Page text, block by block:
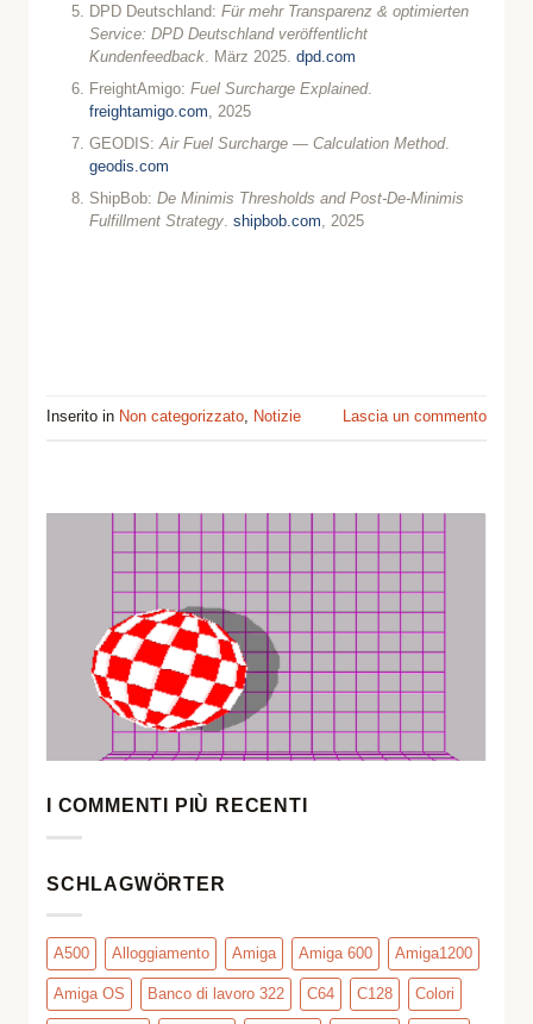
DPD Deutschland:Für mehr Transparenz & optimierten
Service: DPD Deutschland veröffentlicht
Kundenfeedback . März 2025.dpd.com
FreightAmigo:Fuel Surcharge Explained.
freightamigo.com , 2025
GEODIS:Air Fuel Surcharge — Calculation Method.
geodis.com
ShipBob:De Minimis Thresholds and Post-De-Minimis
Fulfillment Strategy .shipbob.com , 2025
Inserito in Non categorizzato, Notizie Lascia un commento
I COMMENTI PIÙ RECENTI
SCHLAGWÖRTER
A500 Alloggiamento Amiga Amiga 600 Amiga1200
Amiga OS Banco di lavoro 322 C64 C128 Colori